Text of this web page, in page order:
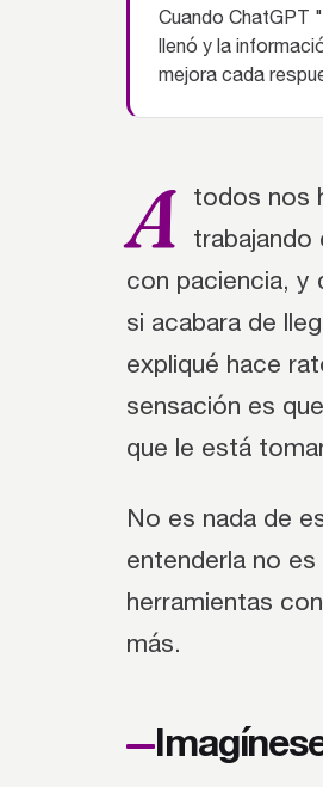
Cuando ChatGPT
llenó y la
mejora cada
A
todos nos
trabajando
con paciencia, y
si acabara de
expliqué hace
sensación es
que le está
No es nada de
entenderla no
herramientas
más.